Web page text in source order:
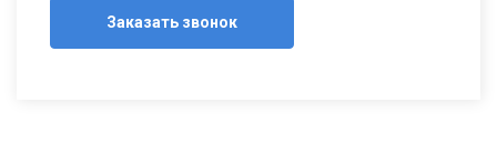
Заказать звонок